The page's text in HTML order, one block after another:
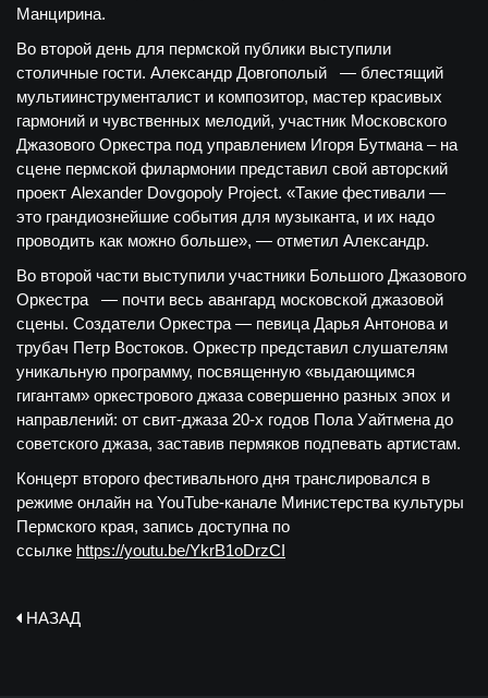
Манцирина.
Во второй день для пермской публики выступили
столичные гости. Александр Довгополый — блестящий
мультиинструменталист и композитор, мастер красивых
гармоний и чувственных мелодий, участник Московского
Джазового Оркестра под управлением Игоря Бутмана – на
сцене пермской филармонии представил свой авторский
проект Alexander Dovgopoly Project. «Такие фестивали —
это грандиознейшие события для музыканта, и их надо
проводить как можно больше», — отметил Александр.
Во второй части выступили участники Большого Джазового
Оркестра — почти весь авангард московской джазовой
сцены. Создатели Оркестра — певица Дарья Антонова и
трубач Петр Востоков. Оркестр представил слушателям
уникальную программу, посвященную «выдающимся
гигантам» оркестрового джаза совершенно разных эпох и
направлений: от свит-джаза 20-х годов Пола Уайтмена до
советского джаза, заставив пермяков подпевать артистам.
Концерт второго фестивального дня транслировался в
режиме онлайн на YouTube-канале Министерства культуры
Пермского края, запись доступна по
ссылке https://youtu.be/YkrB1oDrzCI
НАЗАД